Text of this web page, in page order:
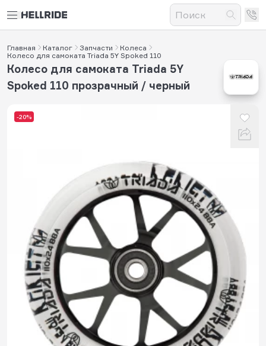
Главная Каталог Запчасти
Колеса
Колесо для самоката Triada 5Y Spoked 110
-20%
Колесо для самоката Triada 5Y
Spoked 110 прозрачный / черный